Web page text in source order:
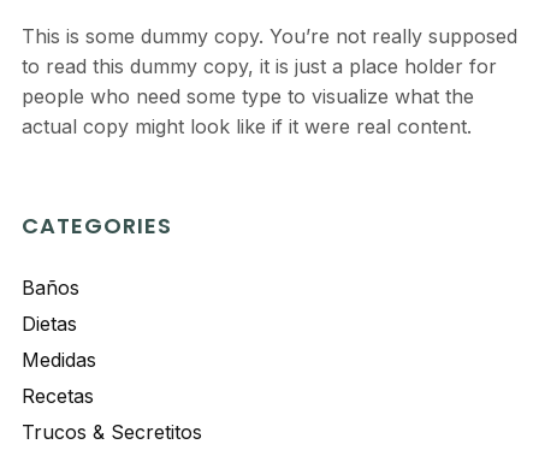
This is some dummy copy. You’re not really supposed
to read this dummy copy, it is just a place holder for
people who need some type to visualize what the
actual copy might look like if it were real content.
CATEGORIES
Baños
Dietas
Medidas
Recetas
Trucos & Secretitos